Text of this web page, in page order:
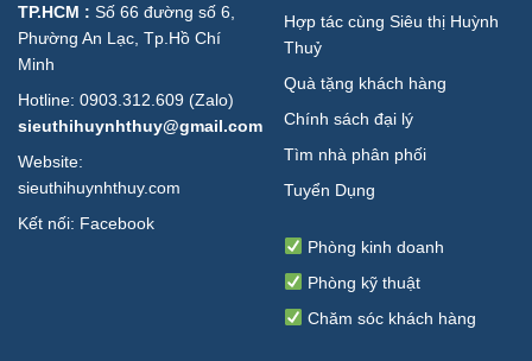
TP.HCM : Số 66 đường số 6,
Phường An Lạc, Tp.Hồ Chí
Minh
Hotline: 0903.312.609 (Zalo)
sieuthihuynhthuy@gmail.com
Website:
sieuthihuynhthuy.com
Kết nối: Facebook
Hợp tác cùng Siêu thị Huỳnh
Thuỷ
Quà tặng khách hàng
Chính sách đại lý
Tìm nhà phân phối
Tuyển Dụng
Phòng kinh doanh
Phòng kỹ thuật
Chăm sóc khách hàng